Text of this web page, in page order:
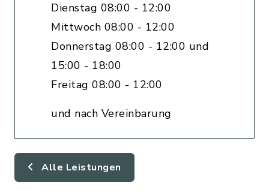
Dienstag 08:00 - 12:00
Mittwoch 08:00 - 12:00
Donnerstag 08:00 - 12:00 und
15:00 - 18:00
Freitag 08:00 - 12:00
und nach Vereinbarung
Alle Leistungen